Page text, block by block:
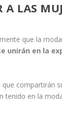
LAS
que la
unirán en la
que compartirán
en la